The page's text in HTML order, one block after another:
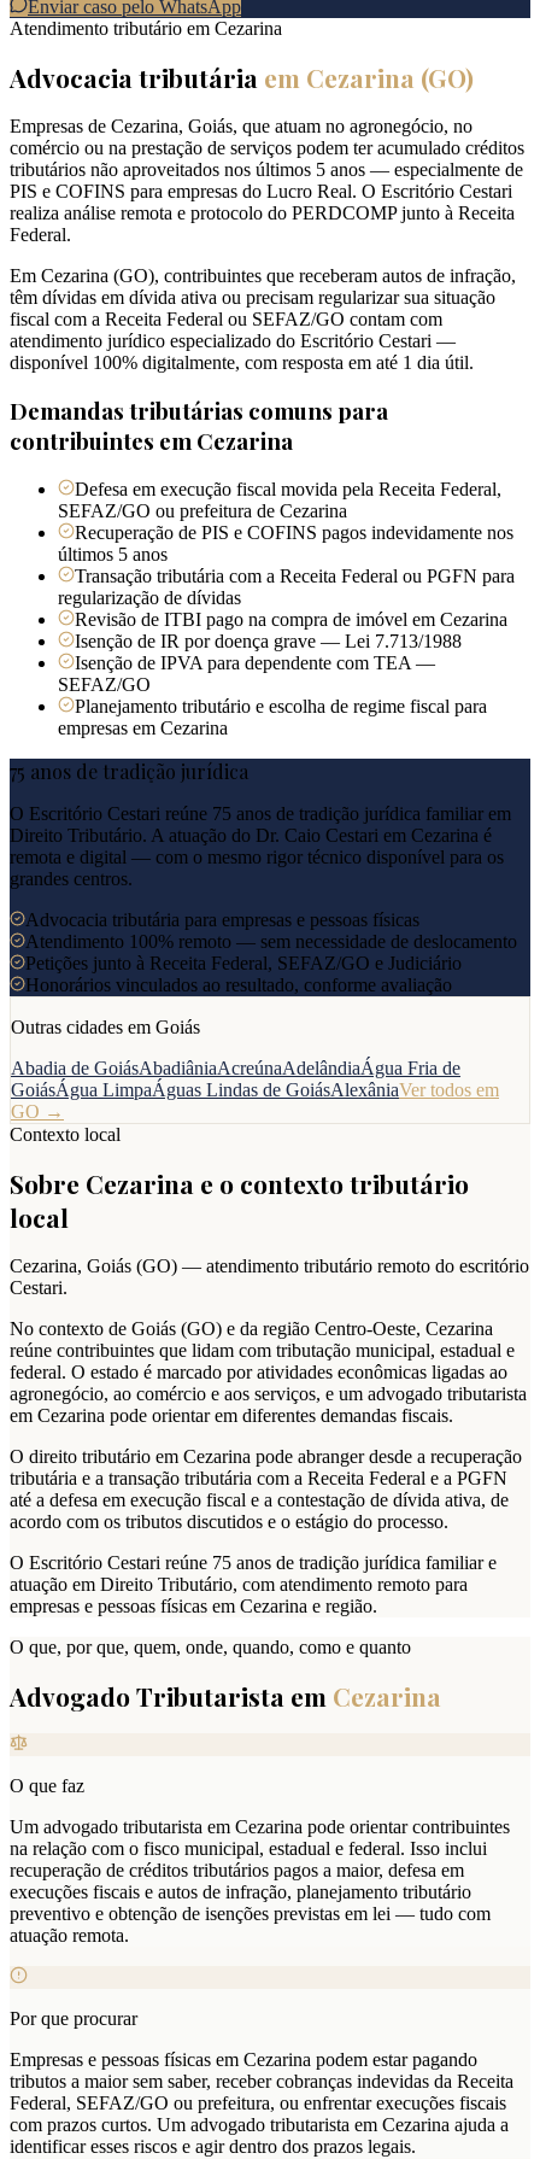
Enviar caso pelo WhatsApp
Atendimento tributário em Cezarina
Advocacia tributária em Cezarina (GO)
Empresas de Cezarina, Goiás, que atuam no agronegócio, no
comércio ou na prestação de serviços podem ter acumulado créditos
tributários não aproveitados nos últimos 5 anos — especialmente de
PIS e COFINS para empresas do Lucro Real. O Escritório Cestari
realiza análise remota e protocolo do PERDCOMP junto à Receita
Federal.
Em Cezarina (GO), contribuintes que receberam autos de infração,
têm dívidas em dívida ativa ou precisam regularizar sua situação
fiscal com a Receita Federal ou SEFAZ/GO contam com
atendimento jurídico especializado do Escritório Cestari —
disponível 100% digitalmente, com resposta em até 1 dia útil.
Demandas tributárias comuns para
contribuintes em Cezarina
Defesa em execução fiscal movida pela Receita Federal,
SEFAZ/GO ou prefeitura de Cezarina
Recuperação de PIS e COFINS pagos indevidamente nos
últimos 5 anos
Transação tributária com a Receita Federal ou PGFN para
regularização de dívidas
Revisão de ITBI pago na compra de imóvel em Cezarina
Isenção de IR por doença grave — Lei 7.713/1988
Isenção de IPVA para dependente com TEA —
SEFAZ/GO
Planejamento tributário e escolha de regime fiscal para
empresas em Cezarina
75 anos de tradição jurídica
O Escritório Cestari reúne 75 anos de tradição jurídica familiar em
Direito Tributário. A atuação do Dr. Caio Cestari em Cezarina é
remota e digital — com o mesmo rigor técnico disponível para os
grandes centros.
Advocacia tributária para empresas e pessoas físicas
Atendimento 100% remoto — sem necessidade de deslocamento
Petições junto à Receita Federal, SEFAZ/GO e Judiciário
Honorários vinculados ao resultado, conforme avaliação
Outras cidades em Goiás
Abadia de GoiásAbadiâniaAcreúnaAdelândiaÁgua Fria de
GoiásÁgua LimpaÁguas Lindas de GoiásAlexâniaVer todos em
GO →
Contexto local
Sobre Cezarina e o contexto tributário
local
Cezarina, Goiás (GO) — atendimento tributário remoto do escritório
Cestari.
No contexto de Goiás (GO) e da região Centro-Oeste, Cezarina
reúne contribuintes que lidam com tributação municipal, estadual e
federal. O estado é marcado por atividades econômicas ligadas ao
agronegócio, ao comércio e aos serviços, e um advogado tributarista
em Cezarina pode orientar em diferentes demandas fiscais.
O direito tributário em Cezarina pode abranger desde a recuperação
tributária e a transação tributária com a Receita Federal e a PGFN
até a defesa em execução fiscal e a contestação de dívida ativa, de
acordo com os tributos discutidos e o estágio do processo.
O Escritório Cestari reúne 75 anos de tradição jurídica familiar e
atuação em Direito Tributário, com atendimento remoto para
empresas e pessoas físicas em Cezarina e região.
O que, por que, quem, onde, quando, como e quanto
Advogado Tributarista em Cezarina
O que faz
Um advogado tributarista em Cezarina pode orientar contribuintes
na relação com o fisco municipal, estadual e federal. Isso inclui
recuperação de créditos tributários pagos a maior, defesa em
execuções fiscais e autos de infração, planejamento tributário
preventivo e obtenção de isenções previstas em lei — tudo com
atuação remota.
Por que procurar
Empresas e pessoas físicas em Cezarina podem estar pagando
tributos a maior sem saber, receber cobranças indevidas da Receita
Federal, SEFAZ/GO ou prefeitura, ou enfrentar execuções fiscais
com prazos curtos. Um advogado tributarista em Cezarina ajuda a
identificar esses riscos e agir dentro dos prazos legais.